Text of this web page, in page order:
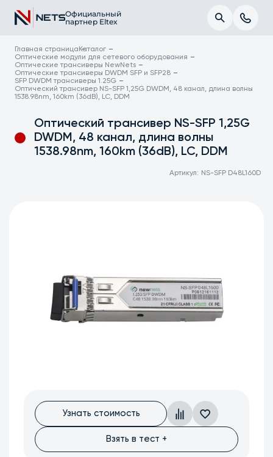
Официальный
партнер Eltex
Главная страница Каталог
Оптические модули для сетевого оборудования
Оптические трансиверы NewNets
Оптические трансиверы DWDM SFP и SFP28
SFP DWDM трансиверы 1.25G
Оптический трансивер NS-SFP 1,25G DWDM, 48 канал, длина волны
1538.98nm, 160km (36dB), LC, DDM
Оптический трансивер NS-SFP 1,25G
DWDM, 48 канал, длина волны
1538.98nm, 160km (36dB), LC, DDM
Артикул: NS-SFP D48L160D
Узнать стоимость
Взять в тест +